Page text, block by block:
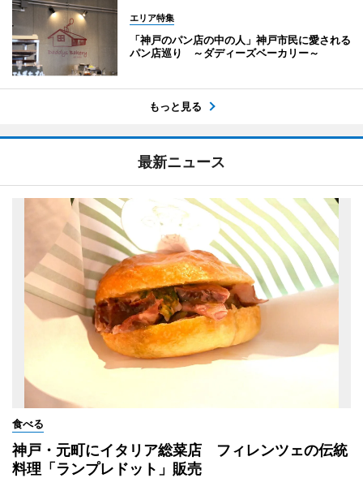
エリア特集
「神戸のパン店の中の人」神戸市民に愛される
パン店巡り ～ダディーズベーカリー～
もっと見る
最新ニュース
食べる
神戸・元町にイタリア総菜店 フィレンツェの伝統
料理「ランプレドット」販売